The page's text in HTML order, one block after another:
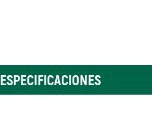
ESPECIFICACIONES